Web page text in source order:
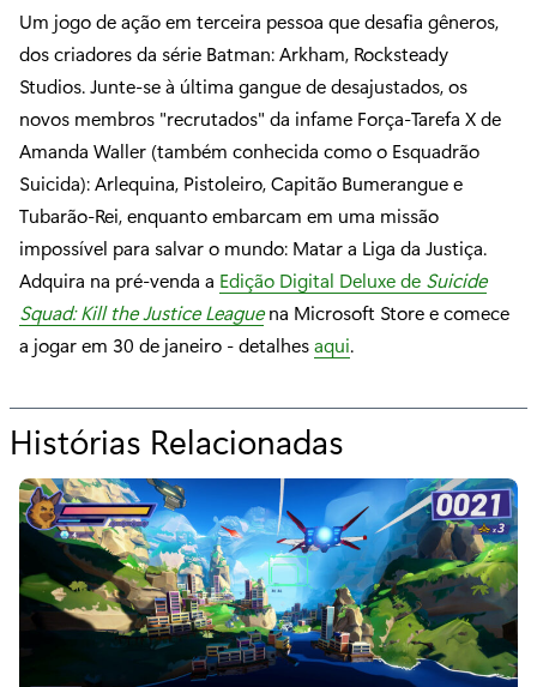
Um jogo de ação em terceira pessoa que desafia gêneros,
dos criadores da série Batman: Arkham, Rocksteady
Studios. Junte-se à última gangue de desajustados, os
novos membros "recrutados" da infame Força-Tarefa X de
Amanda Waller (também conhecida como o Esquadrão
Suicida): Arlequina, Pistoleiro, Capitão Bumerangue e
Tubarão-Rei, enquanto embarcam em uma missão
impossível para salvar o mundo: Matar a Liga da Justiça.
Adquira na pré-venda a Edição Digital Deluxe de Suicide
Squad: Kill the Justice Leaguena Microsoft Store e comece
a jogar em 30 de janeiro - detalhesaqui.
Histórias Relacionadas
a
r
a
"
P